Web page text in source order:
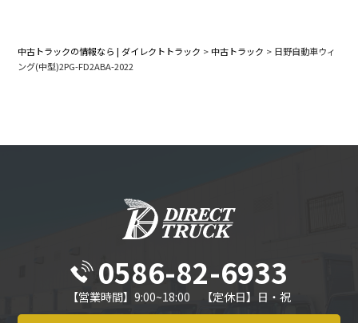
中古トラックの情報なら | ダイレクトトラック > 中古トラック > 日野自動車ウィ
ング(中型)2PG-FD2ABA-2022
0586-82-6933
【営業時間】9:00~18:00 【定休日】日・祝